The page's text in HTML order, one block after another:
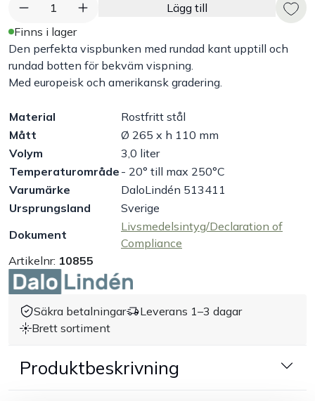
Arbetskläder
Monin
Handla efter bransch
Outlet
1
Lägg till
Finns i lager
Den perfekta vispbunken med rundad kant upptill och
rundad botten för bekväm vispning.
Med europeisk och amerikansk gradering.
Material
Rostfritt stål
Mått
Ø 265 x h 110 mm
Volym
3,0 liter
Temperaturområde - 20° till max 250°C
Varumärke
DaloLindén 513411
Ursprungsland
Sverige
Dokument
Livsmedelsintyg/Declaration of
Compliance
Artikelnr: 10855
Säkra betalningar
Leverans 1–3 dagar
Brett sortiment
Produktbeskrivning